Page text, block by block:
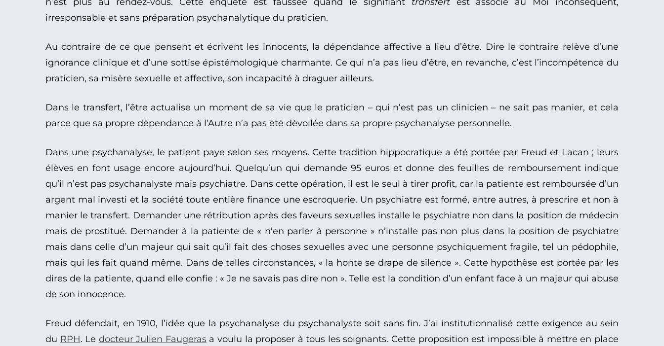
irresponsable et sans préparation psychanalytique du praticien.
Au contraire de ce que pensent et écrivent les innocents, la dépendance affective a lieu d’être. Dire le contraire relève d’une
ignorance clinique et d’une sottise épistémologique charmante. Ce qui n’a pas lieu d’être, en revanche, c’est l’incompétence du
praticien, sa misère sexuelle et affective, son incapacité à draguer ailleurs.
Dans le transfert, l’être actualise un moment de sa vie que le praticien – qui n’est pas un clinicien – ne sait pas manier, et cela
parce que sa propre dépendance à l’Autre n’a pas été dévoilée dans sa propre psychanalyse personnelle.
Dans une psychanalyse, le patient paye selon ses moyens. Cette tradition hippocratique a été portée par Freud et Lacan ; leurs
élèves en font usage encore aujourd’hui. Quelqu’un qui demande 95 euros et donne des feuilles de remboursement indique
qu’il n’est pas psychanalyste mais psychiatre. Dans cette opération, il est le seul à tirer profit, car la patiente est remboursée d’un
argent mal investi et la société toute entière finance une escroquerie. Un psychiatre est formé, entre autres, à prescrire et non à
manier le transfert. Demander une rétribution après des faveurs sexuelles installe le psychiatre non dans la position de médecin
mais de prostitué. Demander à la patiente de « n’en parler à personne » n’installe pas non plus dans la position de psychiatre
mais dans celle d’un majeur qui sait qu’il fait des choses sexuelles avec une personne psychiquement fragile, tel un pédophile,
mais qui les fait quand même. Dans de telles circonstances, « la honte se drape de silence ». Cette hypothèse est portée par les
dires de la patiente, quand elle confie : « Je ne savais pas dire non ». Telle est la condition d’un enfant face à un majeur qui abuse
de son innocence.
Freud défendait, en 1910, l’idée que la psychanalyse du psychanalyste soit sans fin. J’ai institutionnalisé cette exigence au sein
du RPH. Le docteur Julien Faugerasa voulu la proposer à tous les soignants. Cette proposition est impossible à mettre en place